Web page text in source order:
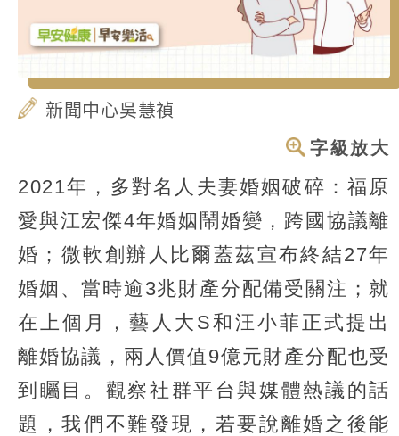
新聞中心吳慧禎
字級放大
2021年，多對名人夫妻婚姻破碎：福原
愛與江宏傑4年婚姻鬧婚變，跨國協議離
婚；微軟創辦人比爾蓋茲宣布終結27年
婚姻、當時逾3兆財產分配備受關注；就
在上個月，藝人大S和汪小菲正式提出
離婚協議，兩人價值9億元財產分配也受
到矚目。觀察社群平台與媒體熱議的話
題，我們不難發現，若要說離婚之後能